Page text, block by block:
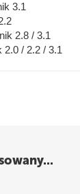
3.1
2.8 / 3.1
2.0 / 2.2 / 3.1